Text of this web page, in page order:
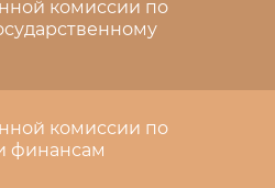
комиссии по
комиссии по
финансам